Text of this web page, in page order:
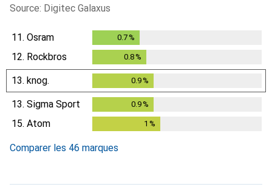
Source: Digitec Galaxus
11. Osram 0.7 %
12. Rockbros 0.8 %
13. knog. 0.9%
13. Sigma Sport 0.9%
15. Atom 1 %
Comparer les 46 marques